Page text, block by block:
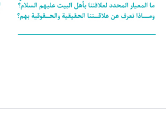
الوصول إلى التوحيد: كيف يمكن